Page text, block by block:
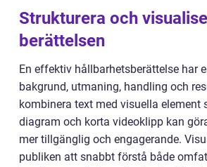
Strukturera och
berättelsen
En effektiv hållbarhetsberättelse har
bakgrund, utmaning, handling och
kombinera text med visuella element
diagram och korta videoklipp kan
mer tillgänglig och engagerande.
publiken att snabbt förstå både